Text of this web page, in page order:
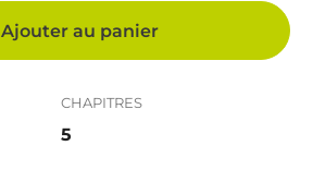
Ajouter au panier
CHAPITRES
5